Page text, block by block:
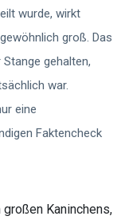
wurde, wirkt
groß. Das
gehalten,
war.
eine
Faktencheck
Kaninchens,